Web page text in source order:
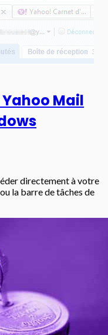
Mail
directement à votre
la barre de tâches de